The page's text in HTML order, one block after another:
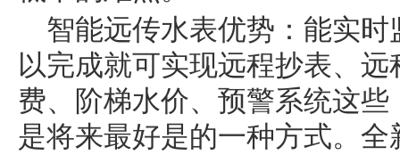
智能远传水表优势：能实
以完成就可实现远程抄表、
费、阶梯水价、预警系统这
是将来最好是的一种方式。